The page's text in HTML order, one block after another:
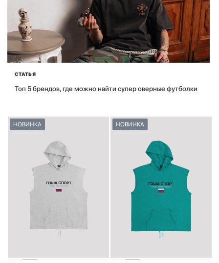
СТАТЬЯ
Топ 5 брендов, где можно найти супер оверные футболки
НОВИНКА НОВИНКА